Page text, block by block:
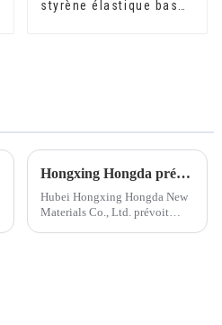
styrène élastique basse
Hongxing Hongda prévoit d'investir 1,6 milliard de yuans pour construire une nouvelle usine de production d'émulsion d'une capacité de production de 510 000 tonnes par an.
Hubei Hongxing Hongda New
Materials Co., Ltd. prévoit